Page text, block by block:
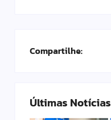
Compartilhe:
Últimas Notícias